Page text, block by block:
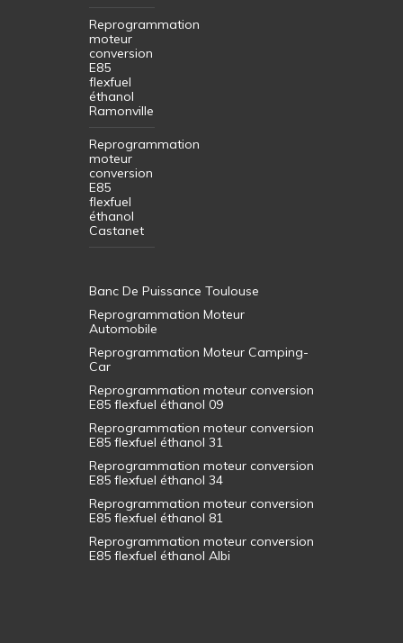
Reprogrammation
moteur
conversion
E85
flexfuel
éthanol
Ramonville
Reprogrammation
moteur
conversion
E85
flexfuel
éthanol
Castanet
Banc De Puissance Toulouse
Reprogrammation Moteur
Automobile
Reprogrammation Moteur Camping-
Car
Reprogrammation moteur conversion
E85 flexfuel éthanol 09
Reprogrammation moteur conversion
E85 flexfuel éthanol 31
Reprogrammation moteur conversion
E85 flexfuel éthanol 34
Reprogrammation moteur conversion
E85 flexfuel éthanol 81
Reprogrammation moteur conversion
E85 flexfuel éthanol Albi